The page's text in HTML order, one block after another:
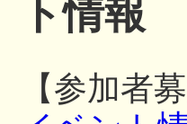
【参加者